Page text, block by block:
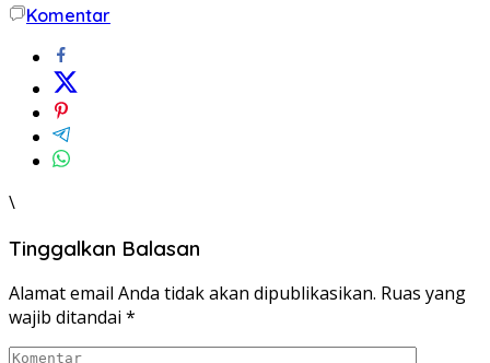
Komentar
\
Tinggalkan Balasan
Alamat email Anda tidak akan dipublikasikan. Ruas yang
wajib ditandai *